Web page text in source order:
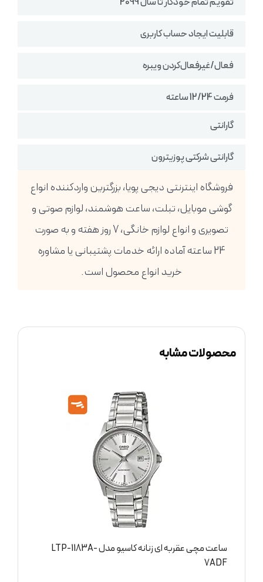
قابلیت ایجاد حساب کاربری
فعال/غیرفعال‌کردن ویبره
فرمت 12/24 ساعته
گارانتی
گارانتی شرکتی پوزیترون
فروشگاه اینترنتی دیجی پویا، بزرگترین واردکننده انواع
گوشی موبایل، تبلت، ساعت هوشمند، لوازم صوتی و
تصویری و انواع لوازم خانگی، 7 روز هفته و به صورت
24 ساعته آماده ارائه خدمات پشتیبانی یا مشاوره
خرید انواع محصول است.
محصولات مشابه
ساعت مچی عقربه ای پسرانه کاسیو مدل LRW-200H-
2B